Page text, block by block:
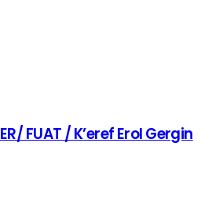
FUAT / K’eref Erol Gergin